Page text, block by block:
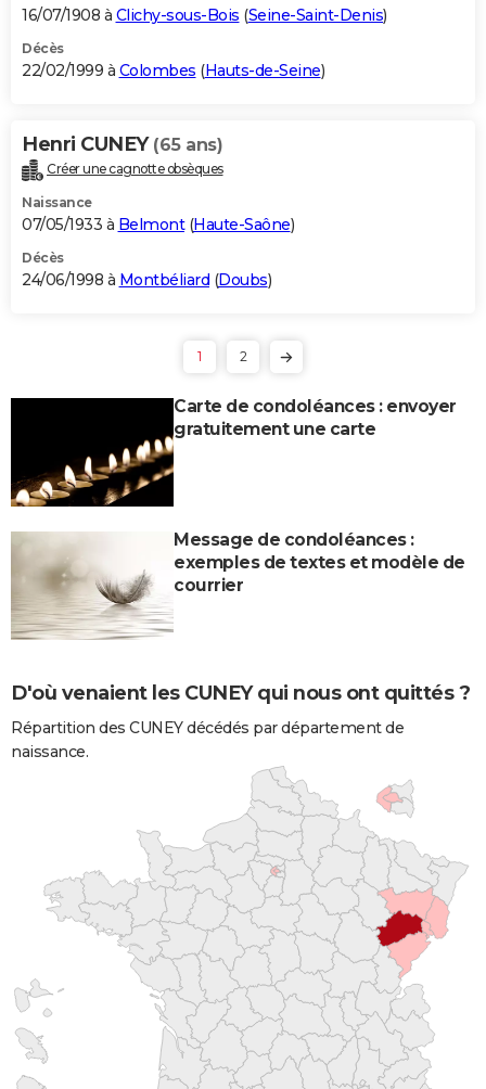
16/07/1908 à Clichy-sous-Bois (Seine-Saint-Denis)
Décès
22/02/1999 à Colombes (Hauts-de-Seine)
Henri CUNEY (65 ans)
Créer une cagnotte obsèques
Naissance
07/05/1933 à Belmont(Haute-Saône)
Décès
24/06/1998 à Montbéliard (Doubs)
1 2
Carte de condoléances : envoyer
gratuitement une carte
Message de condoléances :
exemples de textes et modèle de
courrier
D'où venaient les CUNEY qui nous ont quittés ?
Répartition des CUNEY décédés par département de
naissance.